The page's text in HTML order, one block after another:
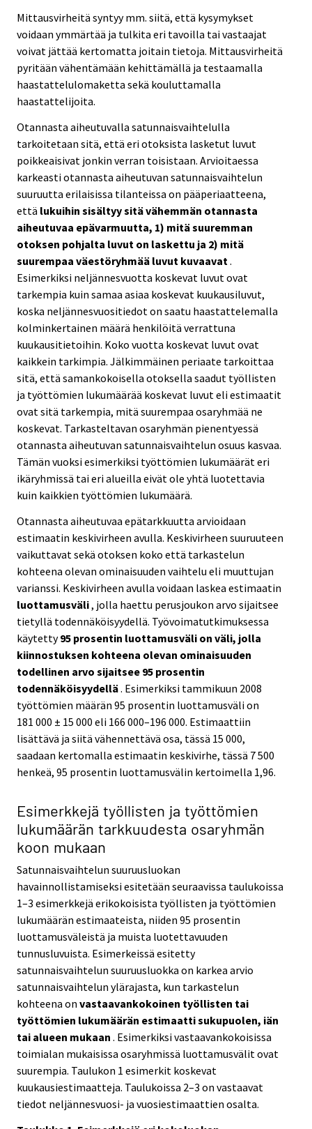
Mittausvirheitä syntyy mm. siitä, että kysymykset
voidaan ymmärtää ja tulkita eri tavoilla tai vastaajat
voivat jättää kertomatta joitain tietoja. Mittausvirheitä
pyritään vähentämään kehittämällä ja testaamalla
haastattelulomaketta sekä kouluttamalla
haastattelijoita.
Otannasta aiheutuvalla satunnaisvaihtelulla
tarkoitetaan sitä, että eri otoksista lasketut luvut
poikkeaisivat jonkin verran toisistaan. Arvioitaessa
karkeasti otannasta aiheutuvan satunnaisvaihtelun
suuruutta erilaisissa tilanteissa on pääperiaatteena,
että lukuihin sisältyy sitä vähemmän otannasta
aiheutuvaa epävarmuutta, 1) mitä suuremman
otoksen pohjalta luvut on laskettu ja 2) mitä
suurempaa väestöryhmää luvut kuvaavat .
Esimerkiksi neljännesvuotta koskevat luvut ovat
tarkempia kuin samaa asiaa koskevat kuukausiluvut,
koska neljännesvuositiedot on saatu haastattelemalla
kolminkertainen määrä henkilöitä verrattuna
kuukausitietoihin. Koko vuotta koskevat luvut ovat
kaikkein tarkimpia. Jälkimmäinen periaate tarkoittaa
sitä, että samankokoisella otoksella saadut työllisten
ja työttömien lukumäärää koskevat luvut eli estimaatit
ovat sitä tarkempia, mitä suurempaa osaryhmää ne
koskevat. Tarkasteltavan osaryhmän pienentyessä
otannasta aiheutuvan satunnaisvaihtelun osuus kasvaa.
Tämän vuoksi esimerkiksi työttömien lukumäärät eri
ikäryhmissä tai eri alueilla eivät ole yhtä luotettavia
kuin kaikkien työttömien lukumäärä.
Otannasta aiheutuvaa epätarkkuutta arvioidaan
estimaatin keskivirheen avulla. Keskivirheen suuruuteen
vaikuttavat sekä otoksen koko että tarkastelun
kohteena olevan ominaisuuden vaihtelu eli muuttujan
varianssi. Keskivirheen avulla voidaan laskea estimaatin
luottamusväli, jolla haettu perusjoukon arvo sijaitsee
tietyllä todennäköisyydellä. Työvoimatutkimuksessa
käytetty95 prosentin luottamusväli on väli, jolla
kiinnostuksen kohteena olevan ominaisuuden
todellinen arvo sijaitsee 95 prosentin
todennäköisyydellä. Esimerkiksi tammikuun 2008
työttömien määrän 95 prosentin luottamusväli on
181 000 ± 15 000 eli 166 000–196 000. Estimaattiin
lisättävä ja siitä vähennettävä osa, tässä 15 000,
saadaan kertomalla estimaatin keskivirhe, tässä 7 500
henkeä, 95 prosentin luottamusvälin kertoimella 1,96.
Esimerkkejä työllisten ja työttömien
lukumäärän tarkkuudesta osaryhmän
koon mukaan
Satunnaisvaihtelun suuruusluokan
havainnollistamiseksi esitetään seuraavissa taulukoissa
1–3 esimerkkejä erikokoisista työllisten ja työttömien
lukumäärän estimaateista, niiden 95 prosentin
luottamusväleistä ja muista luotettavuuden
tunnusluvuista. Esimerkeissä esitetty
satunnaisvaihtelun suuruusluokka on karkea arvio
satunnaisvaihtelun ylärajasta, kun tarkastelun
kohteena on vastaavankokoinen työllisten tai
työttömien lukumäärän estimaatti sukupuolen, iän
tai alueen mukaan . Esimerkiksi vastaavankokoisissa
toimialan mukaisissa osaryhmissä luottamusvälit ovat
suurempia. Taulukon 1 esimerkit koskevat
kuukausiestimaatteja. Taulukoissa 2–3 on vastaavat
tiedot neljännesvuosi- ja vuosiestimaattien osalta.